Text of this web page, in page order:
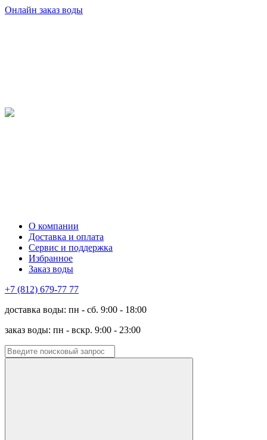
Онлайн заказ воды
О компании
Доставка и оплата
Сервис и поддержка
Избранное
Заказ воды
+7 (812) 679-77 77
доставка воды: пн - сб. 9:00 - 18:00
заказ воды: пн - вскр. 9:00 - 23:00